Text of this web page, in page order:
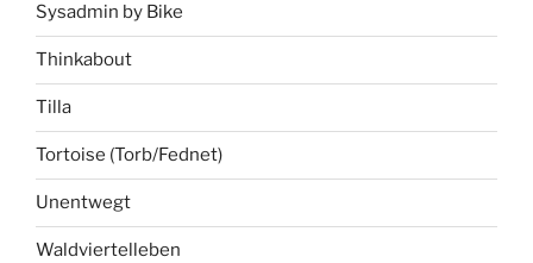
Sysadmin by Bike
Thinkabout
Tilla
Tortoise (Torb/Fednet)
Unentwegt
Waldviertelleben